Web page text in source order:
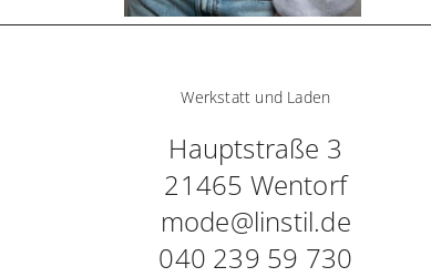
Werkstatt und Laden
Hauptstraße 3
21465 Wentorf
mode@linstil.de
040 239 59 730